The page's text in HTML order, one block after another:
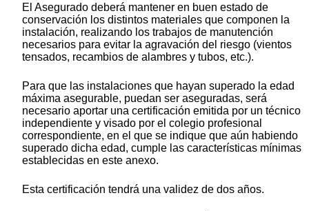
El Asegurado deberá mantener en buen estado de
conservación los distintos materiales que componen la
instalación, realizando los trabajos de manutención
necesarios para evitar la agravación del riesgo (vientos
tensados, recambios de alambres y tubos, etc.).
Para que las instalaciones que hayan superado la edad
máxima asegurable, puedan ser aseguradas, será
necesario aportar una certificación emitida por un técnico
independiente y visado por el colegio profesional
correspondiente, en el que se indique que aún habiendo
superado dicha edad, cumple las características mínimas
establecidas en este anexo.
Esta certificación tendrá una validez de dos años.